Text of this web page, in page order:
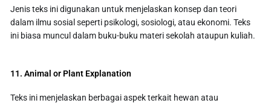
Jenis teks ini digunakan untuk menjelaskan konsep dan teori
dalam ilmu sosial seperti psikologi, sosiologi, atau ekonomi. Teks
ini biasa muncul dalam buku-buku materi sekolah ataupun kuliah.
11. Animal or Plant Explanation
Teks ini menjelaskan berbagai aspek terkait hewan atau